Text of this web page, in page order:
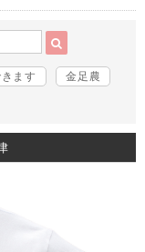
ます
金足農